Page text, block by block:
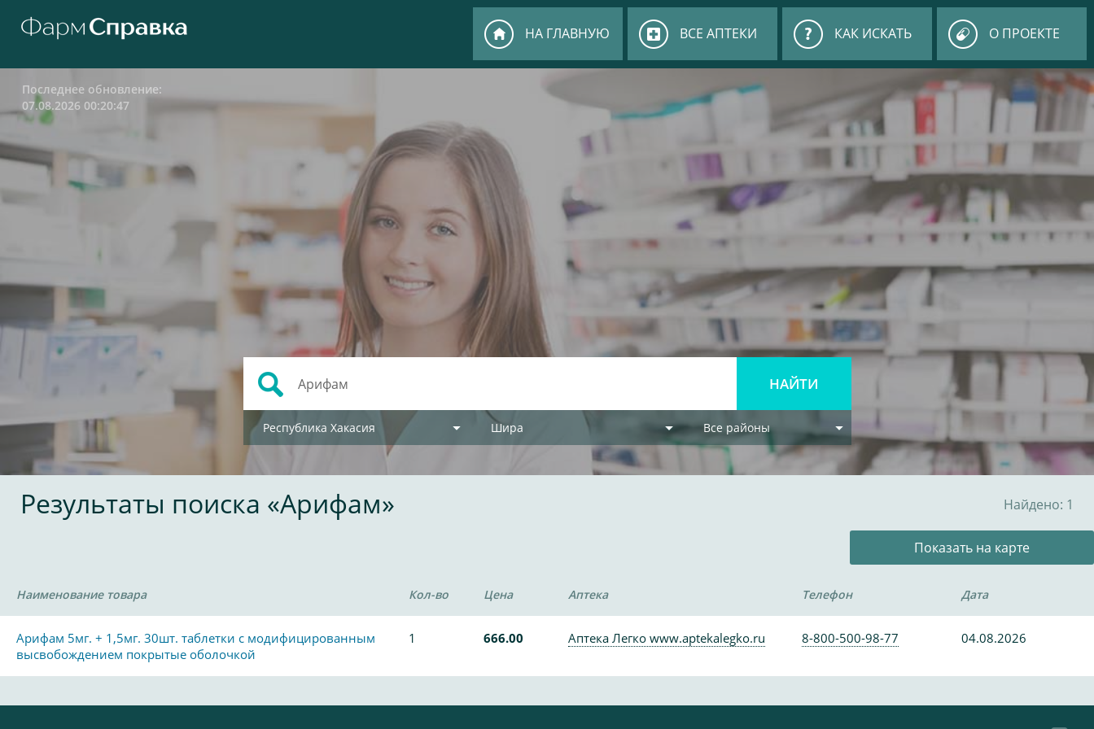
НА ГЛАВНУЮ ВСЕ АПТЕКИ КАК ИСКАТЬ О ПРОЕКТЕ
Последнее обновление:
07.08.2026 00:20:47
Республика Хакасия Шира Все районы
Результаты поиска «Арифам» Найдено: 1
Показать на карте
Наименование товара Кол-во Цена Аптека Телефон Дата
Арифам 5мг. + 1,5мг. 30шт. таблетки с модифицированным
высвобождением покрытые оболочкой
1 666.00 Аптека Легко www.aptekalegko.ru 8-800-500-98-77 04.08.2026